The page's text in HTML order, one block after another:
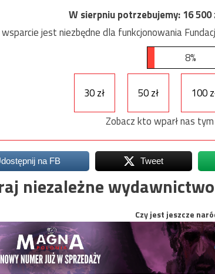
W sierpniu potrzebujemy:16 500
jest niezbędne dla funkcjonowania
8%
30 zł 50 zł 100
Zobacz kto wparł nas tym
na FB Tweet
niezależne
Czy jest jeszcze